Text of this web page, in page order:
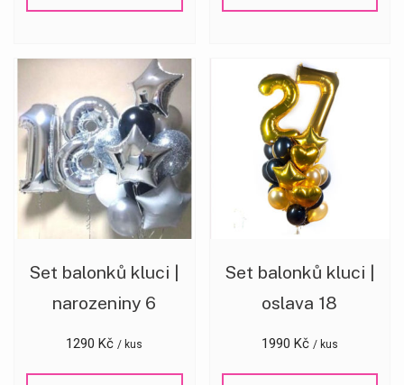
Set balonků kluci |
narozeniny 6
1290Kč / kus
Set balonků kluci |
oslava 18
1990 Kč / kus